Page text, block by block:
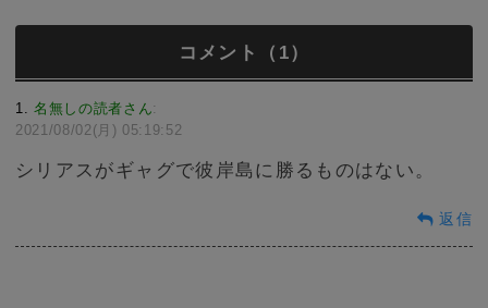
コメント（1）
1 名無しの読者さん:
2021/08/02(月) 05:19:52
シリアスがギャグで彼岸島に勝るものはない。
返信